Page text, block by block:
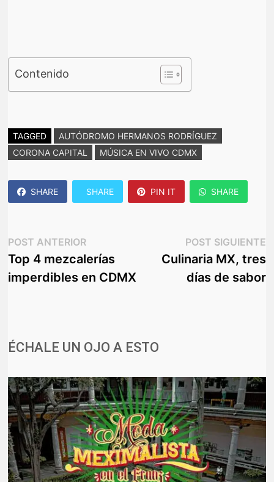
Contenido
TAGGED
AUTÓDROMO HERMANOS RODRÍGUEZ
CORONA CAPITAL
MÚSICA EN VIVO CDMX
SHARE SHARE PIN IT SHARE
Navegación
de
entradas
POST ANTERIORPost
anterior:
Top 4 mezcalerías
imperdibles en CDMX
POST SIGUIENTE
Culinaria MX, tres
días de sabor
ÉCHALE UN OJO A ESTO